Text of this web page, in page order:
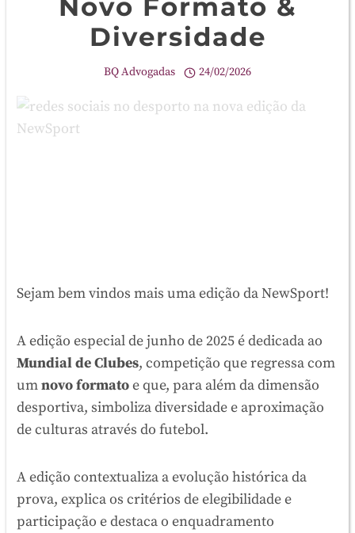
Novo Formato &
Diversidade
BQ Advogadas 24/02/2026
Sejam bem vindos mais uma edição da NewSport!
A edição especial de junho de 2025 é dedicada ao
Mundial de Clubes, competição que regressa com
umnovo formatoe que, para além da dimensão
desportiva, simboliza diversidade e aproximação
de culturas através do futebol.
A edição contextualiza a evolução histórica da
prova, explica os critérios de elegibilidade e
participação e destaca o enquadramento